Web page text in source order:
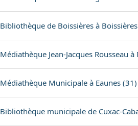
Bibliothèque de Boissières à
Médiathèque Jean-Jacques Rousseau
Médiathèque Municipale à Eaunes (31)
Bibliothèque municipale de Cuxac-